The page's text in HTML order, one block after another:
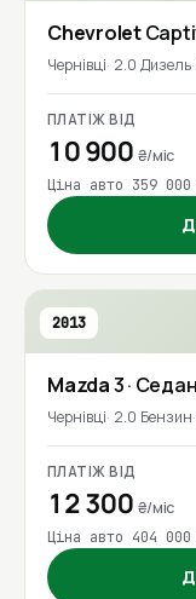
Chevrolet
Чернівці 2.0 Дизель
ПЛАТІЖ ВІД
10 900 ₴/міс
Ціна авто 359
2013
Mazda3· Седан
Чернівці 2.0 Бензин
ПЛАТІЖ ВІД
12 300 ₴/міс
Ціна авто 404